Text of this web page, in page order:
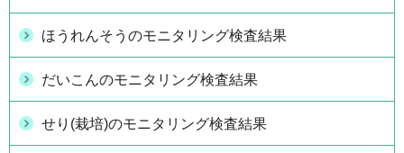
ほうれんそうのモニタリング検査結果
だいこんのモニタリング検査結果
せり(栽培)のモニタリング検査結果